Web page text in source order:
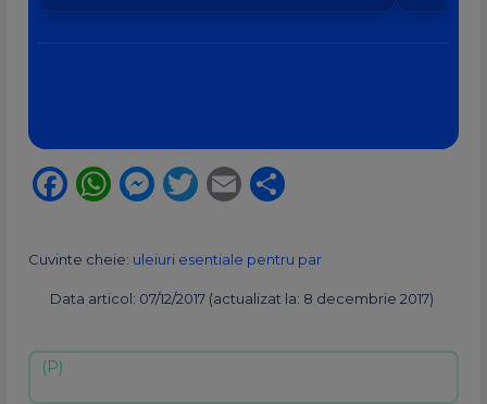
Facebook
WhatsApp
Messenger
Twitter
Email
Cuvinte cheie: uleiuri esentiale pentru par
Data articol: 07/12/2017 (actualizat la: 8 decembrie 2017)